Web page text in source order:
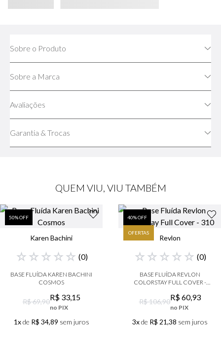
Sobre o Produto
Sobre a Marca
Avaliações
Garantia & Trocas
QUEM VIU, VIU TAMBÉM
50% OFF
Karen Bachini
☆ ☆ ☆ ☆ ☆ (0)
BASE FLUÍDA KAREN BACHINI
COSMOS
R$ 69,90R$ 33,15
no PIX
1xde R$ 34,89 sem juros
40% OFF
OFERTAS
Revlon
☆ ☆ ☆ ☆ ☆ (0)
BASE FLUÍDA REVLON
COLORSTAY FULL COVER -
R$ 106,90R$60,93
no PIX
3xde R$ 21,38 sem juros